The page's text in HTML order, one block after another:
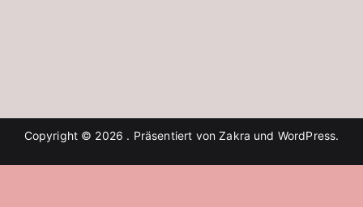
Copyright © 2026 . Präsentiert vonZakra und WordPress.